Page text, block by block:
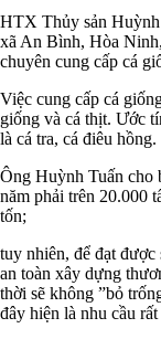
HTX Thủy sản Huỳnh
xã An Bình, Hòa
chuyên cung cấp cá
Việc cung cấp cá
giống và cá thịt. Ước
là cá tra, cá điêu hồng.
Ông Huỳnh Tuấn cho
năm phải trên 20.000
tốn;
tuy nhiên, để đạt
an toàn xây dựng
thời sẽ không ”bỏ
đây hiện là nhu cầu